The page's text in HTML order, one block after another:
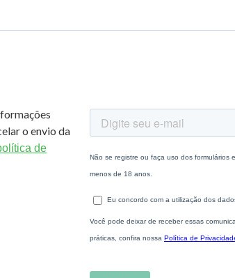
o envio da
de